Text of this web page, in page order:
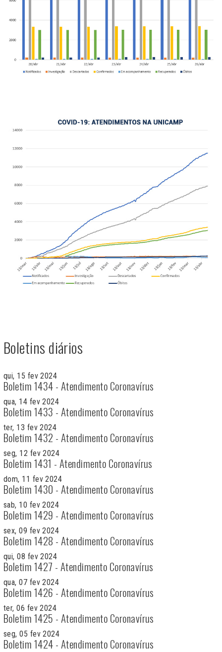
Boletins diários
qui, 15 fev 2024
Boletim 1434 - Atendimento Coronavírus
qua, 14 fev 2024
Boletim 1433 - Atendimento Coronavírus
ter, 13 fev 2024
Boletim 1432 - Atendimento Coronavírus
seg, 12 fev 2024
Boletim 1431 - Atendimento Coronavírus
dom, 11 fev 2024
Boletim 1430 - Atendimento Coronavírus
sab, 10 fev 2024
Boletim 1429 - Atendimento Coronavírus
sex, 09 fev 2024
Boletim 1428 - Atendimento Coronavírus
qui, 08 fev 2024
Boletim 1427 - Atendimento Coronavírus
qua, 07 fev 2024
Boletim 1426 - Atendimento Coronavírus
ter, 06 fev 2024
Boletim 1425 - Atendimento Coronavírus
seg, 05 fev 2024
Boletim 1424 - Atendimento Coronavírus